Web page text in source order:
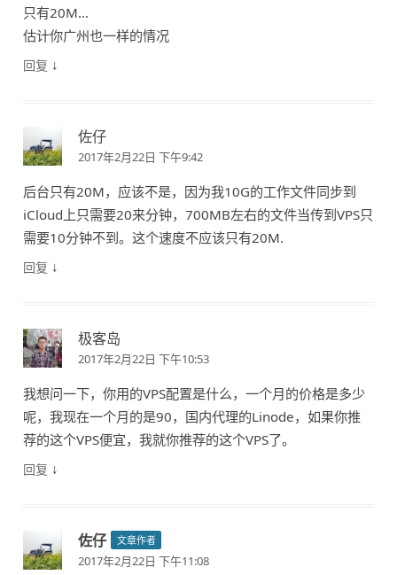
只有20M…
估计你广州也一样的情况
回复 ↓
佐仔
2017年2月22日 下午9:42
后台只有20M，应该不是，因为我10G的工作文件同步到
iCloud上只需要20来分钟，700MB左右的文件当传到VPS只
需要10分钟不到。这个速度不应该只有20M.
回复 ↓
极客岛
2017年2月22日 下午10:53
我想问一下，你用的VPS配置是什么，一个月的价格是多少
呢，我现在一个月的是90，国内代理的Linode，如果你推
荐的这个VPS便宜，我就你推荐的这个VPS了。
回复 ↓
佐仔 文章作者
2017年2月22日 下午11:08